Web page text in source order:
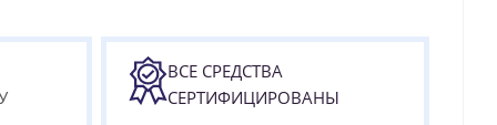
ВСЕ СРЕДСТВА
СЕРТИФИЦИРОВАНЫ